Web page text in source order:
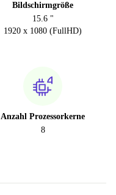
Bildschirmgröße
15.6 "
1920 x 1080 (FullHD)
Anzahl Prozessorkerne
8